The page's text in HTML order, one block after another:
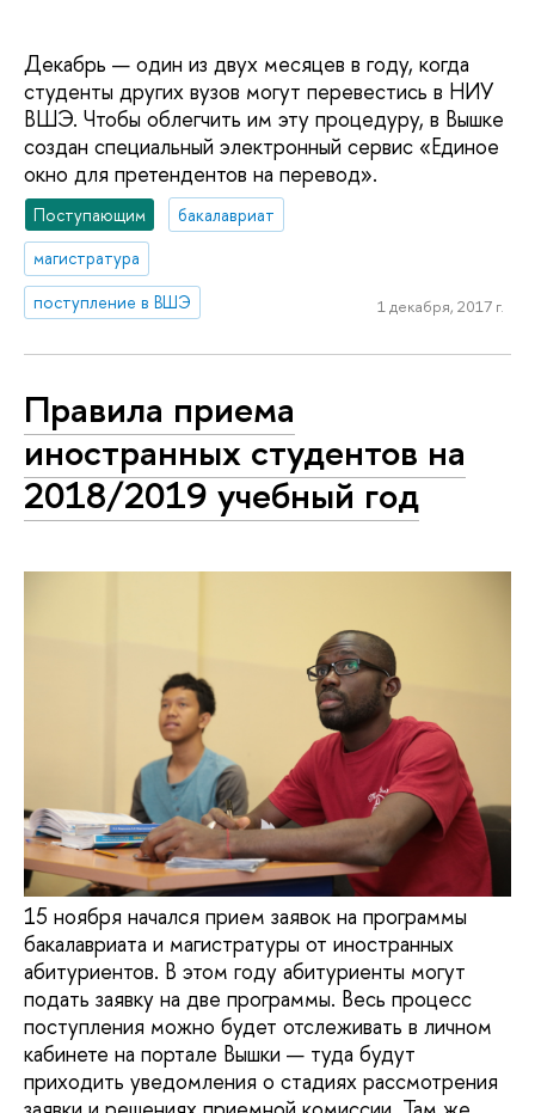
Декабрь — один из двух месяцев в году, когда
студенты других вузов могут перевестись в НИУ
ВШЭ. Чтобы облегчить им эту процедуру, в Вышке
создан специальный электронный сервис «Единое
окно для претендентов на перевод».
Поступающим
бакалавриат
магистратура
поступление в ВШЭ
1 декабря, 2017 г.
Правила приема
иностранных студентов на
2018/2019 учебный год
15 ноября начался прием заявок на программы
бакалавриата и магистратуры от иностранных
абитуриентов. В этом году абитуриенты могут
подать заявку на две программы. Весь процесс
поступления можно будет отслеживать в личном
кабинете на портале Вышки — туда будут
приходить уведомления о стадиях рассмотрения